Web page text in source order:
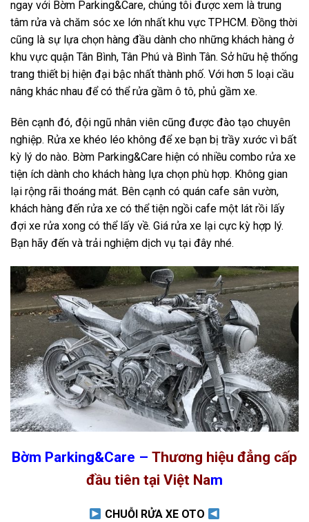
ngay với Bờm Parking&Care, chúng tôi được xem là trung
tâm rửa và chăm sóc xe lớn nhất khu vực TPHCM. Đồng thời
cũng là sự lựa chọn hàng đầu dành cho những khách hàng ở
khu vực quận Tân Bình, Tân Phú và Bình Tân. Sở hữu hệ thống
trang thiết bị hiện đại bậc nhất thành phố. Với hơn 5 loại cầu
nâng khác nhau để có thể rửa gầm ô tô, phủ gầm xe.
Bên cạnh đó, đội ngũ nhân viên cũng được đào tạo chuyên
nghiệp. Rửa xe khéo léo không để xe bạn bị trầy xước vì bất
kỳ lý do nào. Bờm Parking&Care hiện có nhiều combo rửa xe
tiện ích dành cho khách hàng lựa chọn phù hợp. Không gian
lại rộng rãi thoáng mát. Bên cạnh có quán cafe sân vườn,
khách hàng đến rửa xe có thể tiện ngồi cafe một lát rồi lấy
đợi xe rửa xong có thể lấy về. Giá rửa xe lại cực kỳ hợp lý.
Bạn hãy đến và trải nghiệm dịch vụ tại đây nhé.
Bờm Parking&Care – Thương hiệu đẳng cấp
đầu tiên tại Việt Nam
CHUỖI RỬA XE OTO